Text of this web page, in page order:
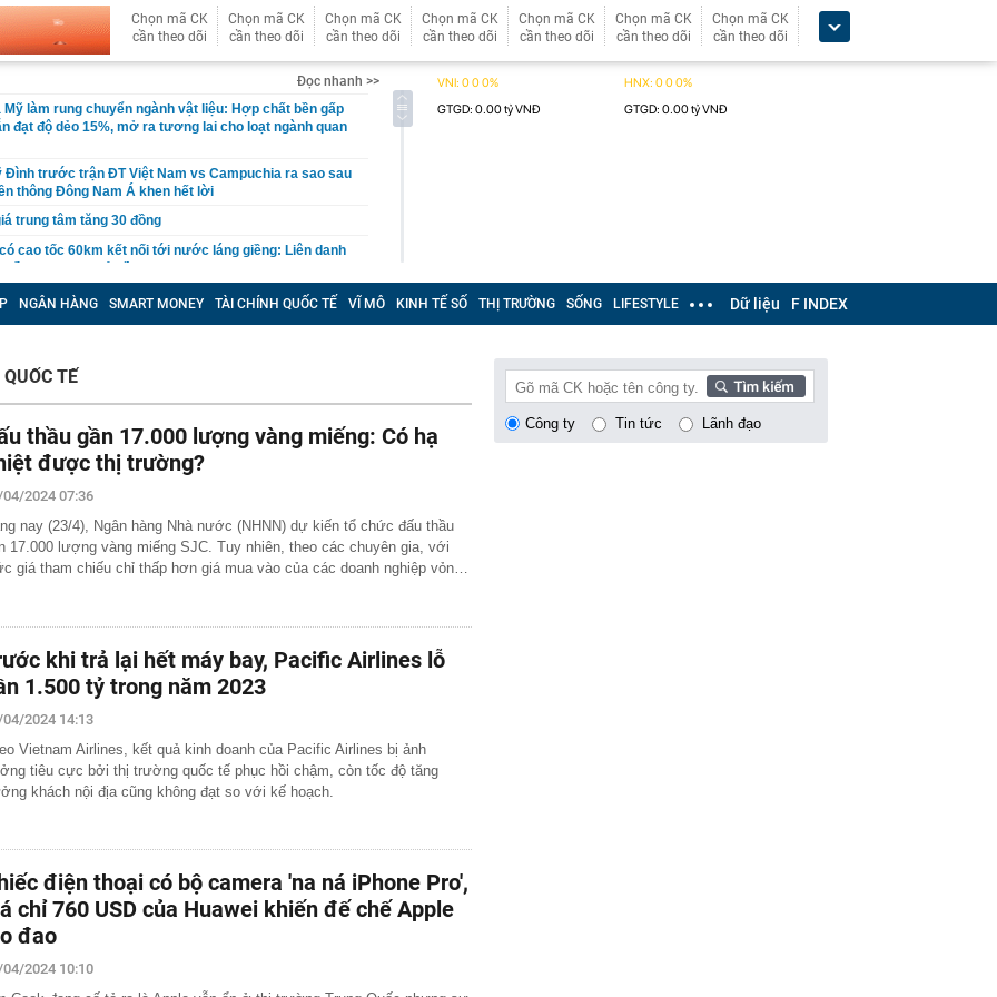
Chọn mã CK
cần theo dõi
Chọn mã CK
cần theo dõi
Chọn mã CK
cần theo dõi
Chọn mã CK
cần theo dõi
Chọn mã CK
cần theo dõi
Chọn mã CK
cần theo dõi
Chọn mã CK
cần theo dõi
Đọc nhanh >>
Mỹ làm rung chuyển ngành vật liệu: Hợp chất bền gấp
đạt độ dẻo 15%, mở ra tương lai cho loạt ngành quan
Đình trước trận ĐT Việt Nam vs Campuchia ra sao sau
thông Đông Nam Á khen hết lời
trung tâm tăng 30 đồng
cao tốc 60km kết nối tới nước láng giềng: Liên danh
chính sách về viễn thông, giao dịch điện tử và chuyển
Vượng xây công viên câu cá rừng ngập mặn 660 ha
ở Singapore
tạm giam Văn Thị Thúy 37 tuổi liên quan số tiền 400
mê mẩn thức quà mùa thu này ở Hà Nội: Chỉ bán
lần là nhớ mãi
thọ thường có 5 thói quen này vào buổi tối: Không
chúc mừng!
trang Việt thông báo đóng cửa sau 5 năm vận hành,
phải lúc nào cũng đẹp như trong ảnh"
bất ngờ bổ nhiệm 2 Phó Tổng Giám đốc mới
2
xảy ra ở series Chị Chị Em Em của NSX Will Vũ
không hãng Vietnam Airlines mang quốc tịch Hàn Quốc:
sống 1 mình, mê nhất là đi xe ôm công nghệ
Châu: Không tiếp nhận tiền từ thiện của Huấn Hoa
bồn nước
toàn cầu không chỉ được xây bằng những công trình
còn bằng những trải nghiệm khiến du khách muốn
phát hành hơn 122 triệu cổ phiếu trả cổ tức
NGÂN HÀNG SMART MONEY TÀI CHÍNH QUỐC TẾ VĨ MÔ KINH TẾ SỐ THỊ TRƯỜNG SỐNG LIFESTYLE Dữ liệu F INDEX
TẾ
thầu gần 17.000 lượng vàng miếng: Có hạ
được thị trường?
2024 07:36
nay (23/4), Ngân hàng Nhà nước (NHNN) dự kiến tổ chức đấu thầu
17.000 lượng vàng miếng SJC. Tuy nhiên, theo các chuyên gia, với
giá tham chiếu chỉ thấp hơn giá mua vào của các doanh nghiệp vỏn…
khi trả lại hết máy bay, Pacific Airlines lỗ
1.500 tỷ trong năm 2023
2024 14:13
Vietnam Airlines, kết quả kinh doanh của Pacific Airlines bị ảnh
tiêu cực bởi thị trường quốc tế phục hồi chậm, còn tốc độ tăng
khách nội địa cũng không đạt so với kế hoạch.
điện thoại có bộ camera 'na ná iPhone Pro',
chỉ 760 USD của Huawei khiến đế chế Apple
đao
2024 10:10
Công ty Tin tức Lãnh đạo